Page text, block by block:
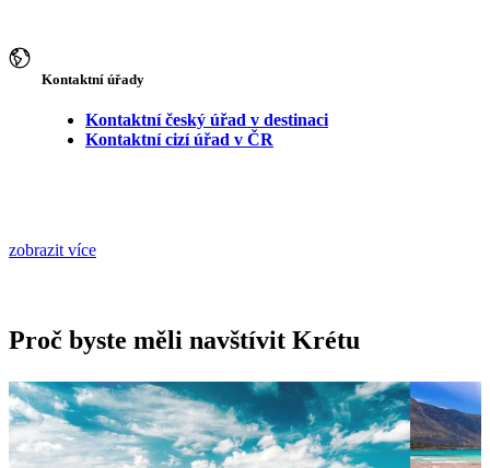
Kontaktní úřady
Kontaktní český úřad v destinaci
Kontaktní cizí úřad v ČR
zobrazit více
Proč byste měli navštívit Krétu